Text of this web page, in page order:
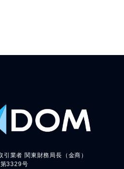
引業者 関東財務局長（金商）
第3329号